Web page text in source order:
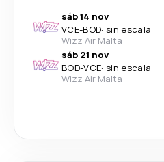
sáb 14 nov
VCE-BOD· sin escala
Wizz Air Malta
sáb 21 nov
BOD-VCE· sin escala
Wizz Air Malta